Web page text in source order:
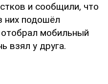
и сообщили, что
них подошёл
мобильный
взял у друга.